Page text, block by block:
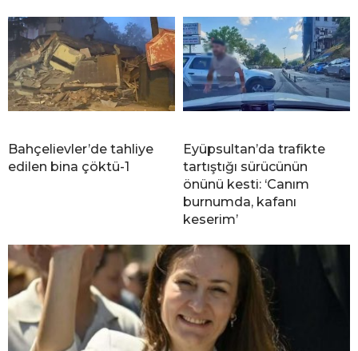
Bahçelievler’de tahliye
edilen bina çöktü-1
Eyüpsultan’da trafikte
tartıştığı sürücünün
önünü kesti: ‘Canım
burnumda, kafanı
keserim’